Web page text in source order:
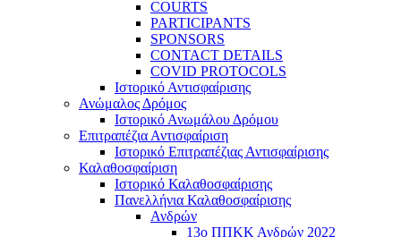
COURTS
PARTICIPANTS
SPONSORS
CONTACT DETAILS
COVID PROTOCOLS
Ιστορικό Αντισφαίρισης
Ανώμαλος Δρόμος
Ιστορικό Ανωμάλου Δρόμου
Επιτραπέζια Αντισφαίριση
Ιστορικό Επιτραπέζιας Αντισφαίρισης
Καλαθοσφαίριση
Ιστορικό Καλαθοσφαίρισης
Πανελλήνια Καλαθοσφαίρισης
Ανδρών
13ο ΠΠΚΚ Ανδρών 2022